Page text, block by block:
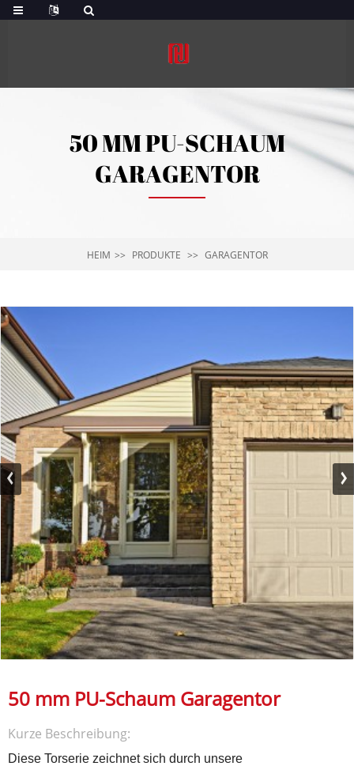
50 MM PU-SCHAUM
GARAGENTOR
HEIM PRODUKTE GARAGENTOR
50 mm PU-Schaum Garagentor
Kurze Beschreibung:
Diese Torserie zeichnet sich durch unsere